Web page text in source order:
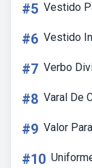
#5 Vestido
#6 Vestido
#7 Verbo
#8 Varal De
#9 Valor
#10